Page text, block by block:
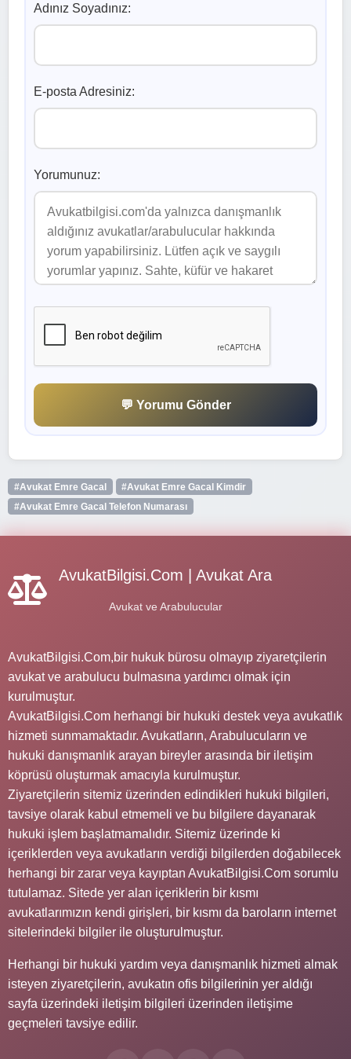
Adınız Soyadınız:
E-posta Adresiniz:
Yorumunuz:
💬 Yorumu Gönder
#Avukat Emre Gacal
#Avukat Emre Gacal Kimdir
#Avukat Emre Gacal Telefon Numarası
AvukatBilgisi.Com | Avukat Ara
Avukat ve Arabulucular
AvukatBilgisi.Com,bir hukuk bürosu olmayıp ziyaretçilerin
avukat ve arabulucu bulmasına yardımcı olmak için
kurulmuştur.
AvukatBilgisi.Com herhangi bir hukuki destek veya avukatlık
hizmeti sunmamaktadır. Avukatların, Arabulucuların ve
hukuki danışmanlık arayan bireyler arasında bir iletişim
köprüsü oluşturmak amacıyla kurulmuştur.
Ziyaretçilerin sitemiz üzerinden edindikleri hukuki bilgileri,
tavsiye olarak kabul etmemeli ve bu bilgilere dayanarak
hukuki işlem başlatmamalıdır. Sitemiz üzerinde ki
içeriklerden veya avukatların verdiği bilgilerden doğabilecek
herhangi bir zarar veya kayıptan AvukatBilgisi.Com sorumlu
tutulamaz. Sitede yer alan içeriklerin bir kısmı
avukatlarımızın kendi girişleri, bir kısmı da baroların internet
sitelerindeki bilgiler ile oluşturulmuştur.
Herhangi bir hukuki yardım veya danışmanlık hizmeti almak
isteyen ziyaretçilerin, avukatın ofis bilgilerinin yer aldığı
sayfa üzerindeki iletişim bilgileri üzerinden iletişime
geçmeleri tavsiye edilir.